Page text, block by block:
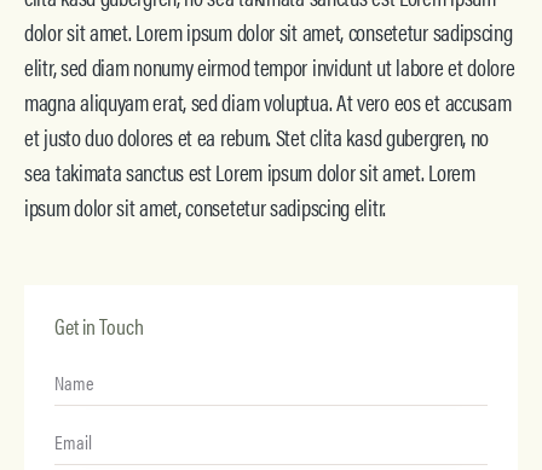
dolor sit amet. Lorem ipsum dolor sit amet, consetetur sadipscing
elitr, sed diam nonumy eirmod tempor invidunt ut labore et dolore
magna aliquyam erat, sed diam voluptua. At vero eos et accusam
et justo duo dolores et ea rebum. Stet clita kasd gubergren, no
sea takimata sanctus est Lorem ipsum dolor sit amet. Lorem
ipsum dolor sit amet, consetetur sadipscing elitr.
Get in Touch